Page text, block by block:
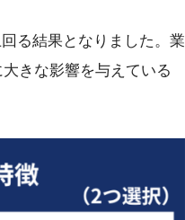
る結果となりました。業
きな影響を与えている